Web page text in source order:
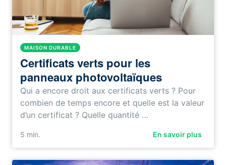
MAISON DURABLE
Certificats verts pour les
panneaux photovoltaïques
Qui a encore droit aux certificats verts ? Pour
combien de temps encore et quelle est la valeur
d’un certificat ? Quelle quantité …
5 min. En savoir plus